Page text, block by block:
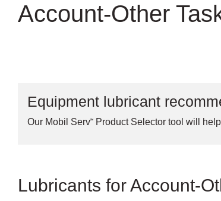
Account-Other
Equipment lubricant
Our Mobil Serv℠ Product Selector tool will
Lubricants for Account-